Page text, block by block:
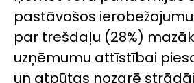
pastāvošos
par trešdaļu (28%)
uzņēmumu attīstībai
un atpūtas nozarē